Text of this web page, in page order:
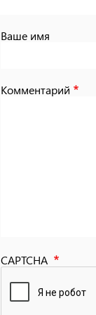
Ваше имя
Комментарий
CAPTCHA